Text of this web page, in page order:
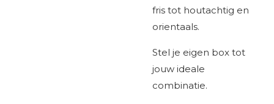
fris tot houtachtig en
orientaals.
Stel je eigen box tot
jouw ideale
combinatie.